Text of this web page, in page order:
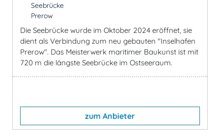
Seebrücke
Prerow
Die Seebrücke wurde im Oktober 2024 eröffnet, sie
dient als Verbindung zum neu gebauten "Inselhafen
Prerow". Das Meisterwerk maritimer Baukunst ist mit
720 m die längste Seebrücke im Ostseeraum.
zum Anbieter